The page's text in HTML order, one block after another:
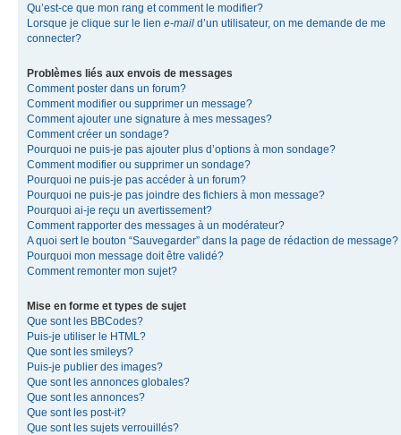
Qu’est-ce que mon rang et comment le modifier?
Lorsque je clique sur le lien e-mail d’un utilisateur, on me demande de me
connecter?
Problèmes liés aux envois de messages
Comment poster dans un forum?
Comment modifier ou supprimer un message?
Comment ajouter une signature à mes messages?
Comment créer un sondage?
Pourquoi ne puis-je pas ajouter plus d’options à mon sondage?
Comment modifier ou supprimer un sondage?
Pourquoi ne puis-je pas accéder à un forum?
Pourquoi ne puis-je pas joindre des fichiers à mon message?
Pourquoi ai-je reçu un avertissement?
Comment rapporter des messages à un modérateur?
A quoi sert le bouton “Sauvegarder” dans la page de rédaction de message?
Pourquoi mon message doit être validé?
Comment remonter mon sujet?
Mise en forme et types de sujet
Que sont les BBCodes?
Puis-je utiliser le HTML?
Que sont les smileys?
Puis-je publier des images?
Que sont les annonces globales?
Que sont les annonces?
Que sont les post-it?
Que sont les sujets verrouillés?